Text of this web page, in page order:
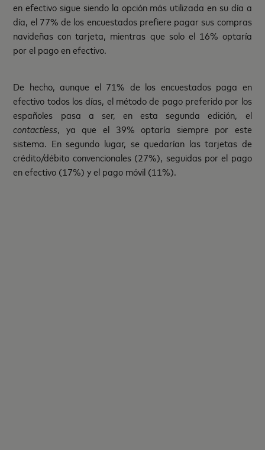
en efectivo sigue siendo la opción más utilizada en su día a
día, el 77% de los encuestados prefiere pagar sus compras
navideñas con tarjeta, mientras que solo el 16% optaría
por el pago en efectivo.
De hecho, aunque el 71% de los encuestados paga en
efectivo todos los días, el método de pago preferido por los
españoles pasa a ser, en esta segunda edición, el
contactless, ya que el 39% optaría siempre por este
sistema. En segundo lugar, se quedarían las tarjetas de
crédito/débito convencionales (27%), seguidas por el pago
en efectivo (17%) y el pago móvil (11%).